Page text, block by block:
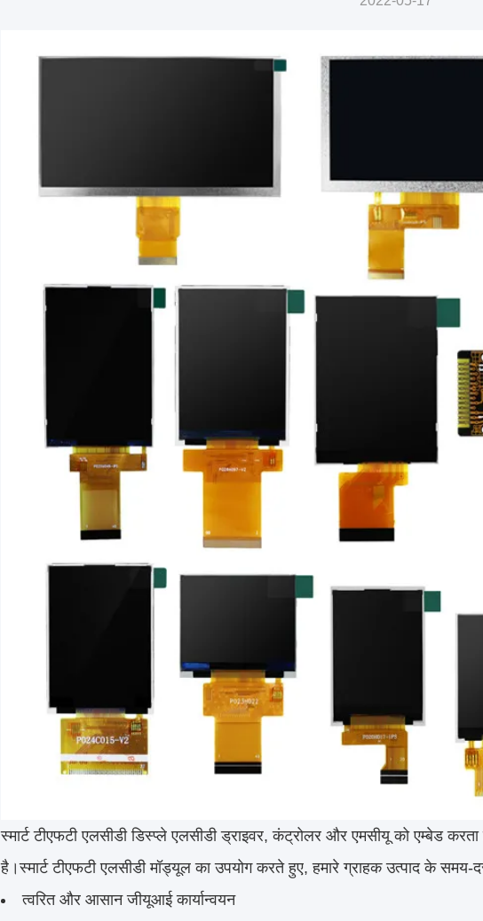
स्मार्ट टीएफटी एलसीडी डिस्प्ले एलसीडी ड्राइवर, कंट्रोलर और एमसीयू को एम्बेड
है।स्मार्ट टीएफटी एलसीडी मॉड्यूल का उपयोग करते हुए, हमारे ग्राहक उत्पाद के
त्वरित और आसान जीयूआई कार्यान्वयन